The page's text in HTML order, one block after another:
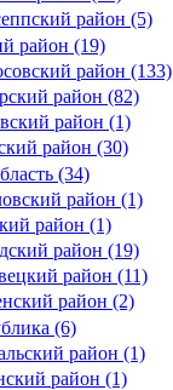
район (5)
район (19)
район (133)
район (82)
район (1)
район (30)
(34)
район (1)
район (1)
район (19)
район (11)
район (2)
(6)
район (1)
район (1)